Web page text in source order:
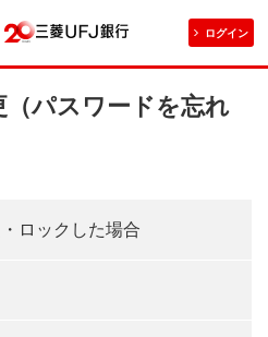
ログイン
（パスワードを忘れ
ロックした場合